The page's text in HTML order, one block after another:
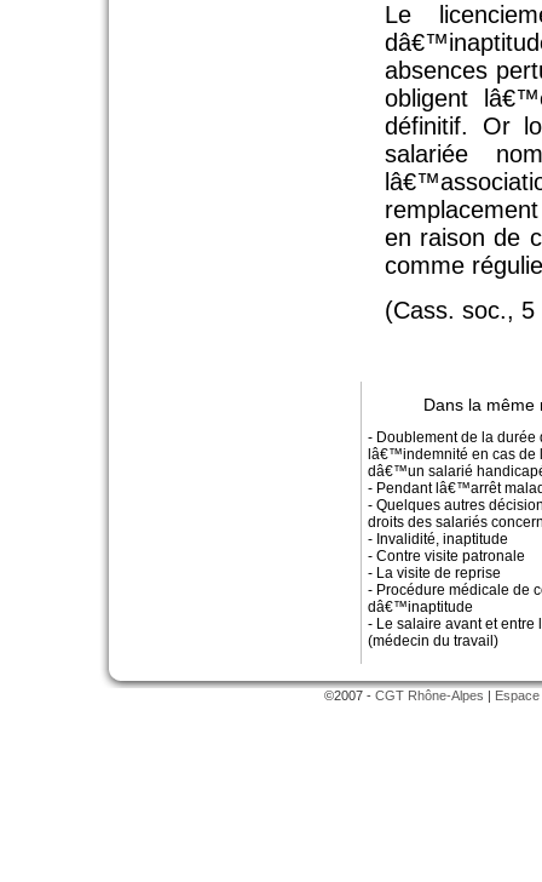
Le
absences
obligent
définitif. Or
salariée
en raison de
comme
(Cass. soc., 5
Dans la même
- Doublement de la durée
lâ€™indemnité en cas de
dâ€™un salarié
- Pendant lâ€™arrêt
- Quelques autres
droits des salariés
- Invalidité, inaptitude
- Contre visite patronale
- La visite de reprise
- Procédure médicale de
dâ€™inaptitude
- Le salaire avant et entre
(médecin du travail)
©2007 - CGT Rhône-Alpes |